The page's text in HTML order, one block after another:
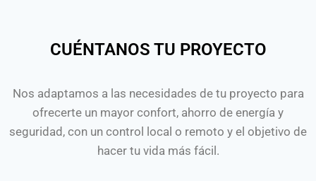
CUÉNTANOS TU PROYECTO
Nos adaptamos a las necesidades de tu proyecto para
ofrecerte un mayor confort, ahorro de energía y
seguridad, con un control local o remoto y el objetivo de
hacer tu vida más fácil.